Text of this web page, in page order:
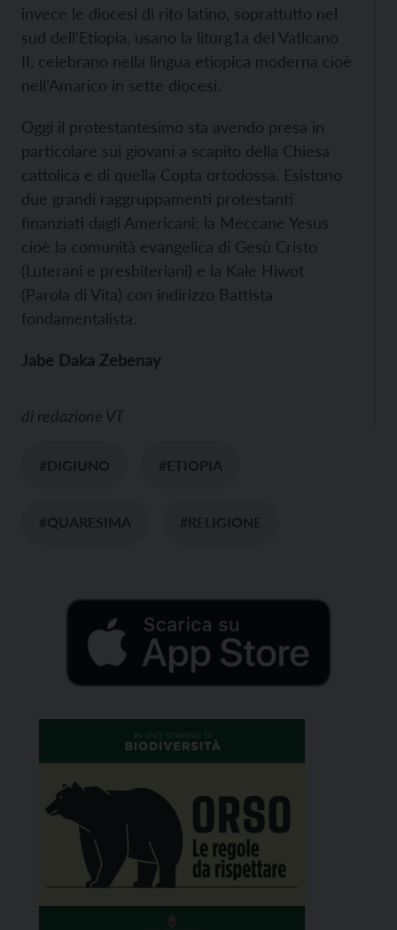
invece le diocesi di rito latino, soprattutto nel
sud dell'Etiopia, usano la liturg1a del Vatlcano
II, celebrano nella lingua etiopica moderna cioè
nell’Amarico in sette diocesi.
Oggi il protestantesimo sta avendo presa in
particolare sui giovani a scapito della Chiesa
cattolica e di quella Copta ortodossa. Esistono
due grandi raggruppamenti protestanti
ﬁnanziati dagli Americani: la Meccane Yesus
cioè la comunità evangelica di Gesù Cristo
(Luterani e presbiteriani) e la Kale Hiwot
(Parola di Vita) con indirizzo Battista
fondamentalista.
Jabe Daka Zebenay
di redazione VT
#DIGIUNO #ETIOPIA
#QUARESIMA #RELIGIONE